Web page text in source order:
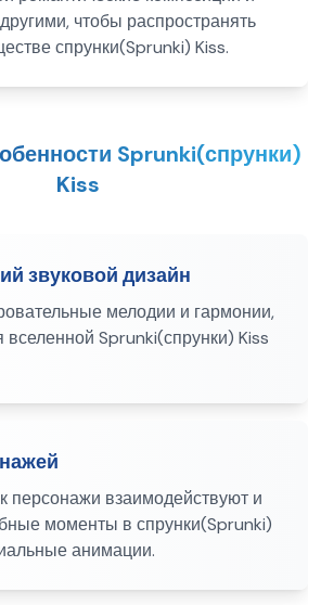
чтобы распространять
спрунки(Sprunki) Kiss.
Sprunki(спрунки)
Kiss
звуковой дизайн
мелодии и гармонии,
Sprunki(спрунки) Kiss
персонажи взаимодействуют и
моменты в спрунки(Sprunki)
анимации.